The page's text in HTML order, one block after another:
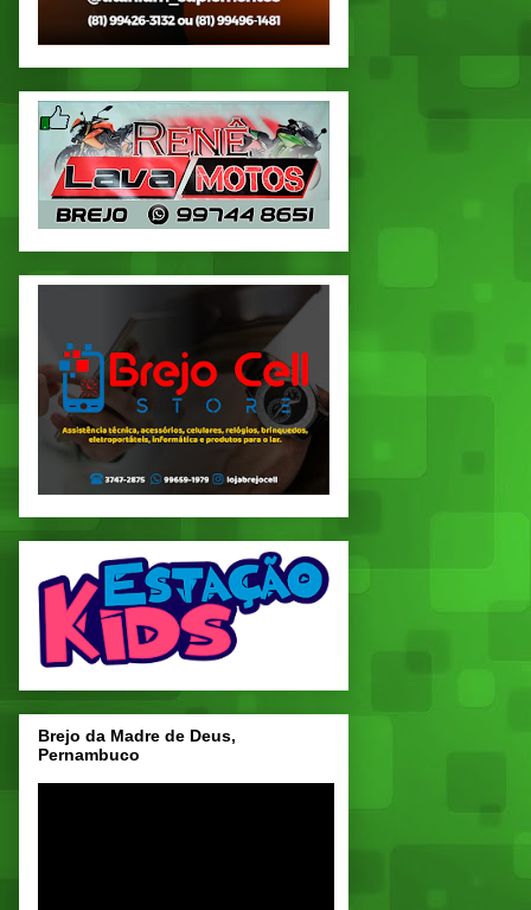
Brejo da Madre de Deus,
Pernambuco